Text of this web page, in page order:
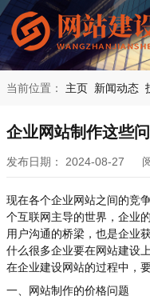
当前位置： 主页 新闻动态
企业网站制作这些
发布日期： 2024-08-27
现在各个企业网站之间的竞
个互联网主导的世界，企业
用户沟通的桥梁，也是企业
什么很多企业要在网站建设
在企业建设网站的过程中，
一、网站制作的价格问题